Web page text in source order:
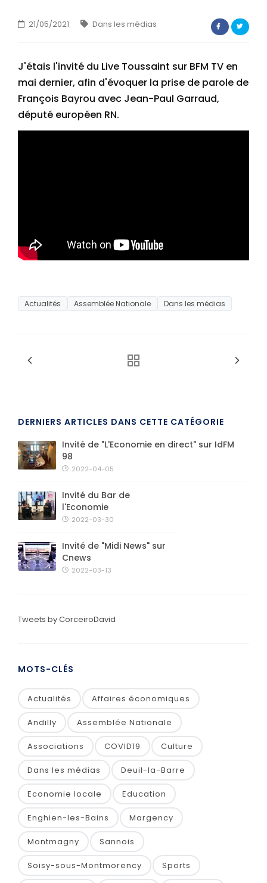
21/05/2021 Dans les médias
J'étais l'invité du Live Toussaint sur BFM TV en
mai dernier, afin d'évoquer la prise de parole de
François Bayrou avec Jean-Paul Garraud,
député européen RN.
Actualités Assemblée Nationale Dans les médias
DERNIERS ARTICLES DANS CETTE CATÉGORIE
Invité de "L'Economie en direct" sur IdFM
98
2022-04-05
Invité du Bar de
l'Economie
2022-03-30
Invité de "Midi News" sur
Cnews
2022-03-13
Tweets by CorceiroDavid
MOTS-CLÉS
Actualités Affaires économiques
Andilly Assemblée Nationale
Associations COVID19 Culture
Dans les médias Deuil-la-Barre
Economie locale Education
Enghien-les-Bains Margency
Montmagny Sannois
Soisy-sous-Montmorency Sports